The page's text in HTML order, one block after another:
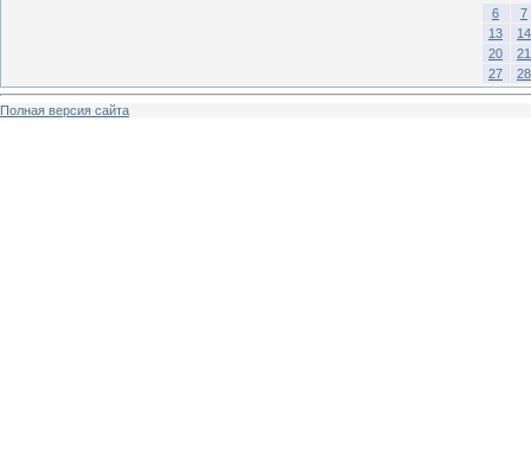
6
7
13
14
20
21
27
28
Полная версия сайта